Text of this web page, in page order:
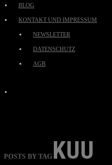
BLOG
KONTAKT UND IMPRESSUM
NEWSLETTER
DATENSCHUTZ
AGB
POSTS BY TAG KUU